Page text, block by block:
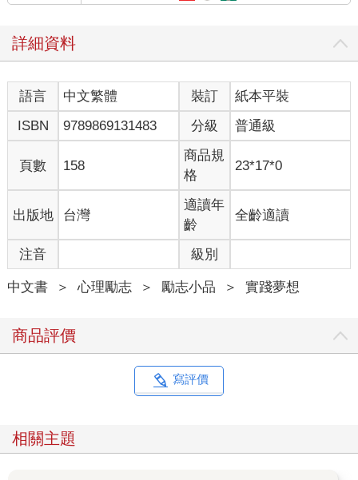
的黑洞。
PART B：上天賜予的意外禮物
哲瑞後來被確診是重度視障，從花蓮轉到台中的啟明學校，生命
風景瞬息而變。在那裡，哲瑞認識了許多和他有類似遭遇的盲
友，體認到眼盲並不是失去全世界，開始積極學習各項才藝，包
括大提琴、吉他、爵士舞。
原本對音樂一竅不通的他，沒想到自己有天會因為音樂，跟他人
連上線，漸漸地，音樂走入生命，成為他不可或缺的寶物。
他哼著別人寫的歌，也開始嘗試創作，把自己的心情、經驗用音
符串成一個個故事，膨脹成氣球的形狀，往更高的舞台飛去。
續曲：一暝大一吋的願望
每天睡前，哲瑞都會想一次阿嬤的容顏。
因為在他還小的時候，阿嬤都會唱一首歌，雖然現在已經聽不到
了，這首歌是這樣唱的：「囝仔因因睏，一暝大一吋……」當他
「忘記」對他來說，太可怕也太沈重，因此他用音樂、用歌聲記
這是他與阿嬤之間的美麗承諾，令他追夢旅途不會感到寂寞，他
詳細資料
語言 中文繁體 裝訂
紙本平裝
ISBN
9789869131483 分級 普通級
頁數 158
商品規
格
23*17*0
出版地 台灣
適讀年
齡
全齡適讀
注音 級別
中文書 ＞ 心理勵志 ＞ 勵志小品 ＞ 實踐夢想
商品評價
寫評價
相關主題